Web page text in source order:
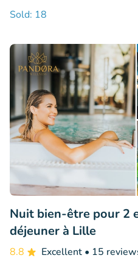
Sold: 18
Nuit bien-être pour 2
déjeuner à Lille
8.8 Excellent • 15